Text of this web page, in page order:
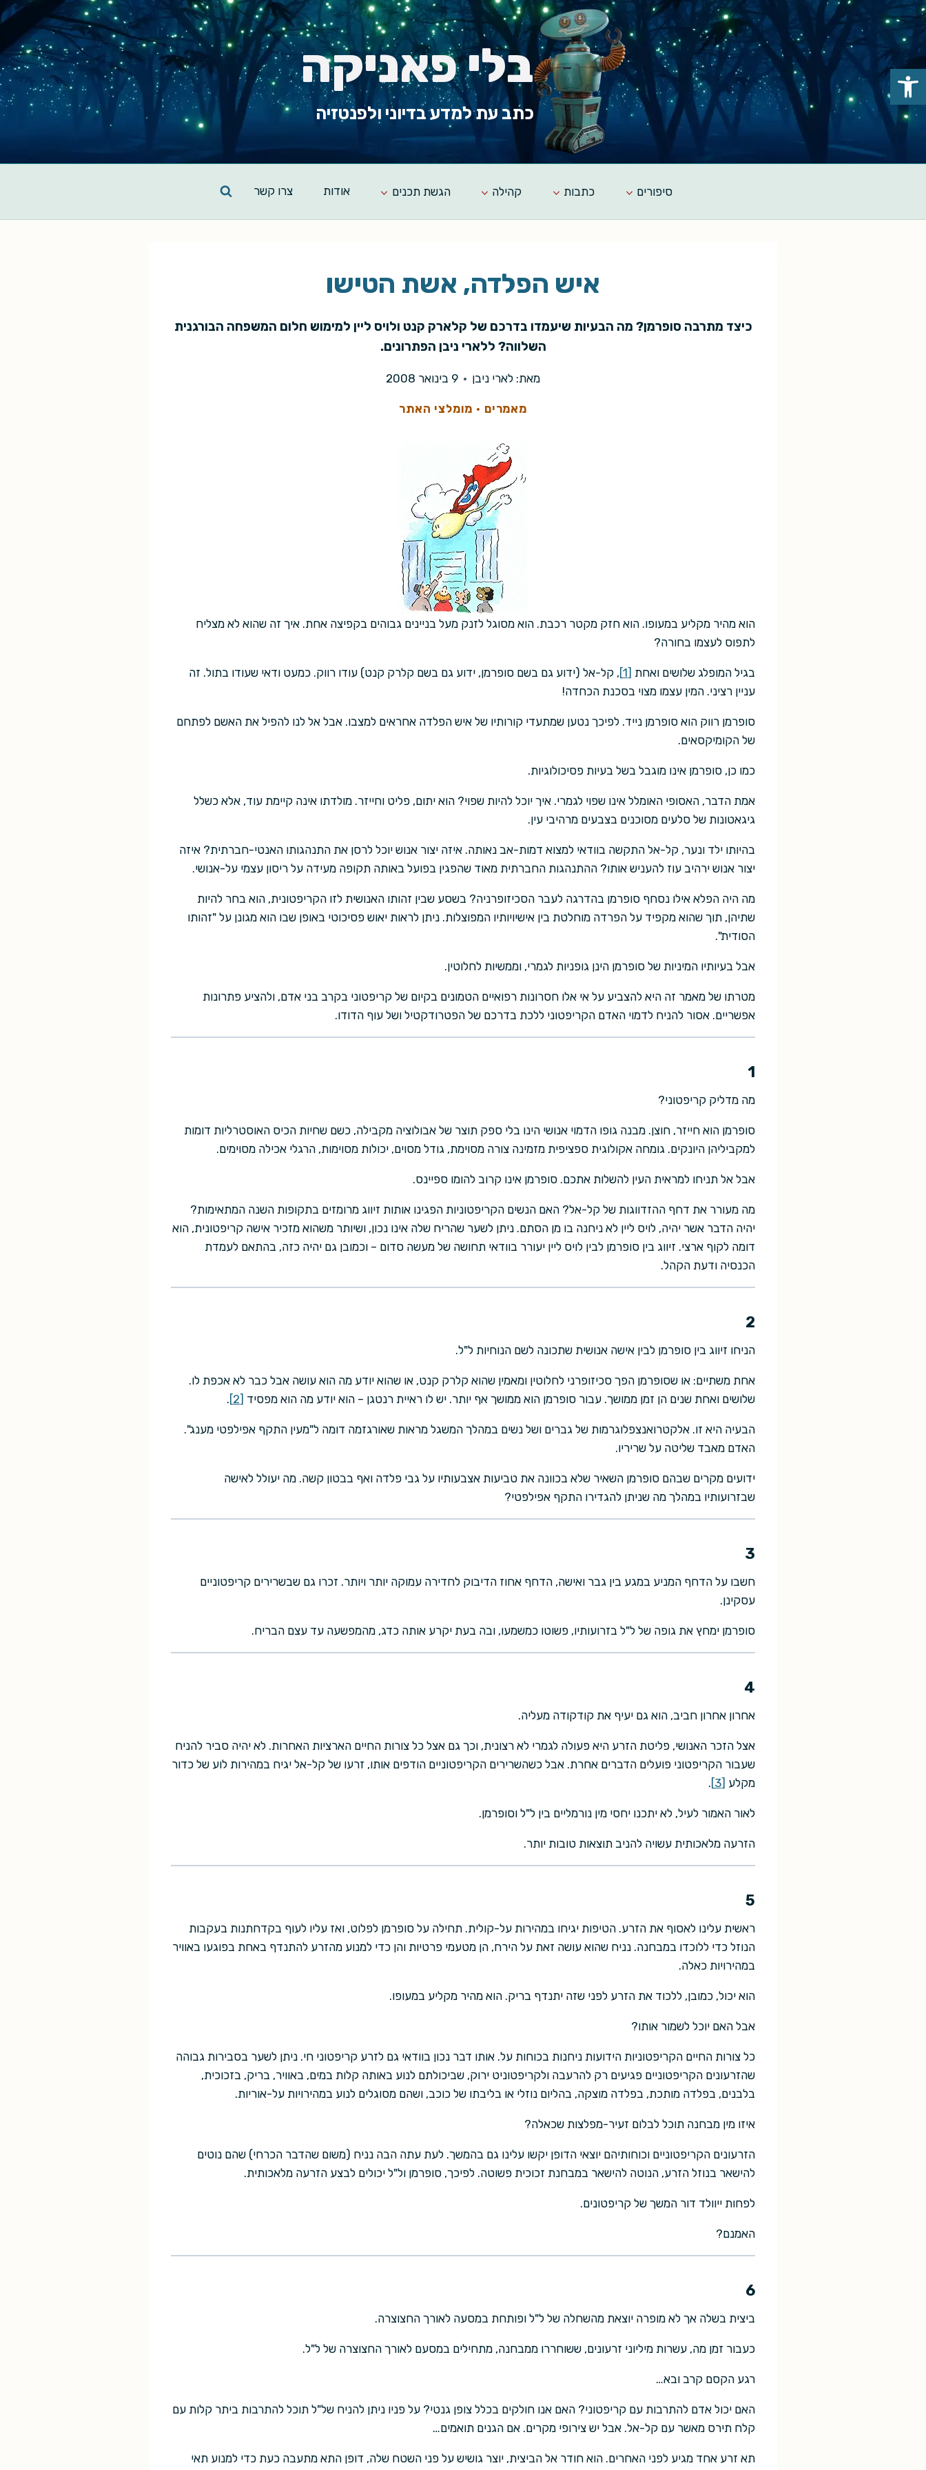
Skip
content
בלי פאניקה
כתב עת למדע בדיוני ולפנטזיה
סיפורים כתבות קהילה הגשת תכנים אודות צרו קשר
איש הפלדה, אשת הטישו
כיצד מתרבה סופרמן? מה הבעיות שיעמדו בדרכם של קלארק קנט ולויס ליין למימוש חלום המשפחה הבורגנית
השלווה? ללארי ניבן הפתרונים.
מאת: לארי ניבן 9 בינואר 2008
מאמרים · מומלצי האתר
הוא מהיר מקליע במעופו. הוא חזק מקטר רכבת. הוא מסוגל לזנק מעל בניינים גבוהים בקפיצה אחת. איך זה שהוא לא מצליח
לתפוס לעצמו בחורה?
בגיל המופלג שלושים ואחת [1]
, קל-אל (ידוע גם בשם סופרמן, ידוע גם בשם קלרק קנט) עודו רווק. כמעט ודאי שעודו בתול. זה
עניין רציני. המין עצמו מצוי בסכנת הכחדה!
סופרמן רווק הוא סופרמן נייד. לפיכך נטען שמתעדי קורותיו של איש הפלדה אחראים למצבו. אבל אל לנו להפיל את האשם לפתחם
של הקומיקסאים.
כמו כן, סופרמן אינו מוגבל בשל בעיות פסיכולוגיות.
אמת הדבר, האסופי האומלל אינו שפוי לגמרי. איך יוכל להיות שפוי? הוא יתום, פליט וחייזר. מולדתו אינה קיימת עוד, אלא כשלל
גיגאטונות של סלעים מסוכנים בצבעים מרהיבי עין.
בהיותו ילד ונער, קל-אל התקשה בוודאי למצוא דמות-אב נאותה. איזה יצור אנוש יוכל לרסן את התנהגותו האנטי-חברתית? איזה
יצור אנוש ירהיב עוז להעניש אותו? ההתנהגות החברתית מאוד שהפגין בפועל באותה תקופה מעידה על ריסון עצמי על-אנושי.
מה היה הפלא אילו נסחף סופרמן בהדרגה לעבר הסכיזופרניה? בשסע שבין זהותו האנושית לזו הקריפטונית, הוא בחר להיות
שתיהן, תוך שהוא מקפיד על הפרדה מוחלטת בין אישיויותיו המפוצלות. ניתן לראות יאוש פסיכוטי באופן שבו הוא מגונן על "זהותו
הסודית".
אבל בעיותיו המיניות של סופרמן הינן גופניות לגמרי, וממשיות לחלוטין.
מטרתו של מאמר זה היא להצביע על אי אלו חסרונות רפואיים הטמונים בקיום של קריפטוני בקרב בני אדם, ולהציע פתרונות
אפשריים. אסור להניח לדמוי האדם הקריפטוני ללכת בדרכם של הפטרודקטיל ושל עוף הדודו.
1
מה מדליק קריפטוני?
סופרמן הוא חייזר, חוצן. מבנה גופו הדמוי אנושי הינו בלי ספק תוצר של אבולוציה מקבילה, כשם שחיות הכיס האוסטרליות דומות
למקביליהן היונקים. גומחה אקולוגית ספציפית מזמינה צורה מסוימת, גודל מסוים, יכולות מסוימות, הרגלי אכילה מסוימים.
אבל אל תניחו למראית העין להשלות אתכם. סופרמן אינו קרוב להומו ספיינס.
מה מעורר את דחף ההזדווגות של קל-אל? האם הנשים הקריפטוניות הפגינו אותות זיווג מרומזים בתקופות השנה המתאימות?
יהיה הדבר אשר יהיה, לויס ליין לא ניחנה בו מן הסתם. ניתן לשער שהריח שלה אינו נכון, ושיותר משהוא מזכיר אישה קריפטונית, הוא
דומה לקוף ארצי. זיווג בין סופרמן לבין לויס ליין יעורר בוודאי תחושה של מעשה סדום – וכמובן גם יהיה כזה, בהתאם לעמדת
הכנסיה ודעת הקהל.
2
הניחו זיווג בין סופרמן לבין אישה אנושית שתכונה לשם הנוחיות ל"ל.
אחת משתיים: או שסופרמן הפך סכיזופרני לחלוטין ומאמין שהוא קלרק קנט, או שהוא יודע מה הוא עושה אבל כבר לא אכפת לו.
שלושים ואחת שנים הן זמן ממושך. עבור סופרמן הוא ממושך אף יותר. יש לו ראיית רנטגן – הוא יודע מה הוא מפסיד [2]
.
הבעיה היא זו. אלקטרואנצפלוגרמות של גברים ושל נשים במהלך המשגל מראות שאורגזמה דומה ל"מעין התקף אפילפטי מענג".
האדם מאבד שליטה על שריריו.
ידועים מקרים שבהם סופרמן השאיר שלא בכוונה את טביעות אצבעותיו על גבי פלדה ואף בבטון קשה. מה יעולל לאישה
שבזרועותיו במהלך מה שניתן להגדירו התקף אפילפטי?
3
חשבו על הדחף המניע במגע בין גבר ואישה, הדחף אחוז הדיבוק לחדירה עמוקה יותר ויותר. זכרו גם שבשרירים קריפטוניים
עסקינן.
סופרמן ימחץ את גופה של ל"ל בזרועותיו, פשוטו כמשמעו, ובה בעת יקרע אותה כדג, מהמפשעה עד עצם הבריח.
4
אחרון אחרון חביב, הוא גם יעיף את קודקודה מעליה.
אצל הזכר האנושי, פליטת הזרע היא פעולה לגמרי לא רצונית, וכך גם אצל כל צורות החיים הארציות האחרות. לא יהיה סביר להניח
שעבור הקריפטוני פועלים הדברים אחרת. אבל כשהשרירים הקריפטוניים הודפים אותו, זרעו של קל-אל יגיח במהירות לוע של כדור
מקלע [3]
.
לאור האמור לעיל, לא יתכנו יחסי מין נורמליים בין ל"ל וסופרמן.
הזרעה מלאכותית עשויה להניב תוצאות טובות יותר.
5
ראשית עלינו לאסוף את הזרע. הטיפות יגיחו במהירות על-קולית. תחילה על סופרמן לפלוט, ואז עליו לעוף בקדחתנות בעקבות
הנוזל כדי ללוכדו במבחנה. נניח שהוא עושה זאת על הירח, הן מטעמי פרטיות והן כדי למנוע מהזרע להתנדף באחת בפוגעו באוויר
במהירויות כאלה.
הוא יכול, כמובן, ללכוד את הזרע לפני שזה יתנדף בריק. הוא מהיר מקליע במעופו.
אבל האם יוכל לשמור אותו?
כל צורות החיים הקריפטוניות הידועות ניחנות בכוחות על. אותו דבר נכון בוודאי גם לזרע קריפטוני חי. ניתן לשער בסבירות גבוהה
שהזרעונים הקריפטוניים פגיעים רק להרעבה ולקריפטוניט ירוק, שביכולתם לנוע באותה קלות במים, באוויר, בריק, בזכוכית,
בלבנים, בפלדה מותכת, בפלדה מוצקה, בהליום נוזלי או בליבתו של כוכב, ושהם מסוגלים לנוע במהירויות על-אוריות.
איזו מין מבחנה תוכל לבלום זעיר-מפלצות שכאלה?
הזרעונים הקריפטוניים וכוחותיהם יוצאי הדופן יקשו עלינו גם בהמשך. לעת עתה הבה נניח (משום שהדבר הכרחי) שהם נוטים
להישאר בנוזל הזרע, הנוטה להישאר במבחנת זכוכית פשוטה. לפיכך, סופרמן ול"ל יכולים לבצע הזרעה מלאכותית.
לפחות ייוולד דור המשך של קריפטונים.
האמנם?
6
ביצית בשלה אך לא מופרה יוצאת מהשחלה של ל"ל ופותחת במסעה לאורך החצוצרה.
כעבור זמן מה, עשרות מיליוני זרעונים, ששוחררו ממבחנה, מתחילים במסעם לאורך החצוצרה של ל"ל.
רגע הקסם קרב ובא…
האם יכול אדם להתרבות עם קריפטוני? האם אנו חולקים בכלל צופן גנטי? על פניו ניתן להניח של"ל תוכל להתרבות ביתר קלות עם
קלח תירס מאשר עם קל-אל. אבל יש צירופי מקרים. אם הגנים תואמים…
תא זרע אחד מגיע לפני האחרים. הוא חודר אל הביצית, יוצר גושיש על פני השטח שלה, דופן התא מתעבה כעת כדי למנוע תאי
פתח סרגל נגישות